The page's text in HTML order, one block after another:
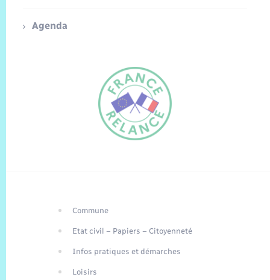
Traduction du
EN
Agenda
Commune
Etat civil – Papiers – Citoyenneté
Infos pratiques et démarches
Loisirs